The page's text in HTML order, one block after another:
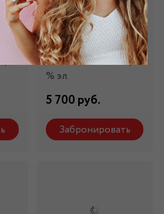
4
Шелк стрейч
натуральный ярко-
синий ШЛ-006/7
Состав: 98 % шелк,2
% эл.
5 700 руб.
Забронировать